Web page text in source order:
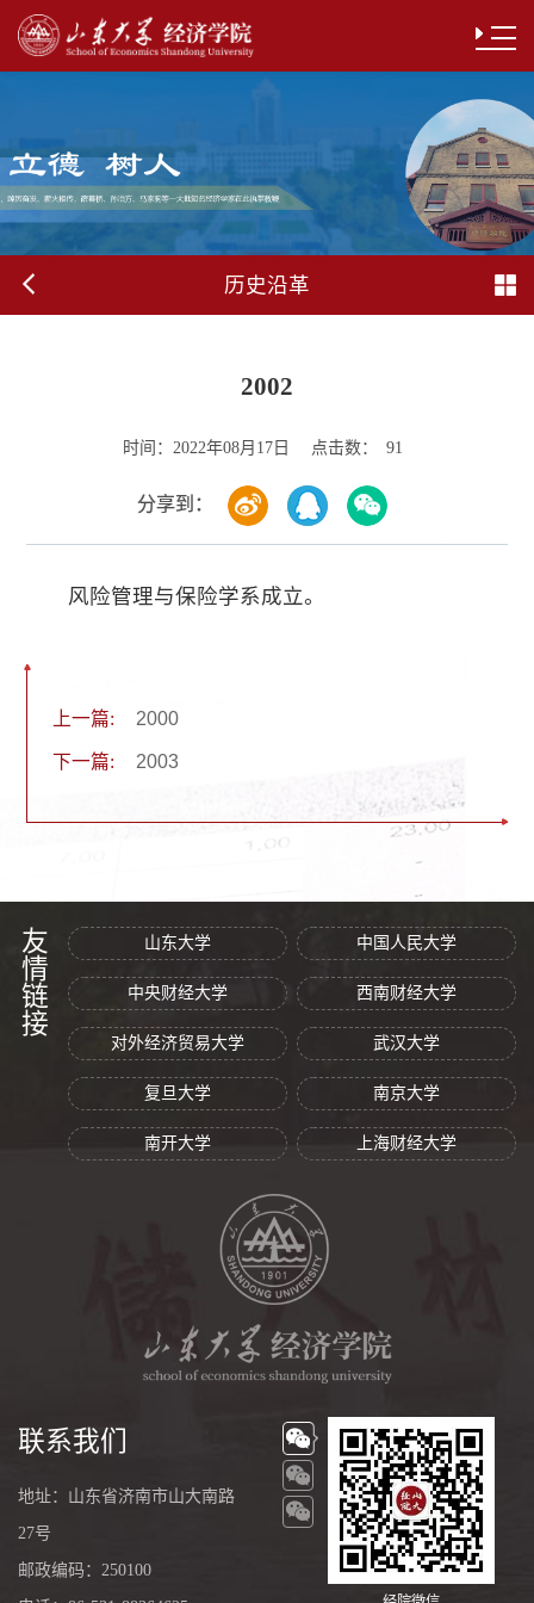
历史沿革
2002
时间： 2022年08月17日 点击数： 91
分享到：
风险管理与保险学系成立。
上一篇: 2000
下一篇: 2003
友情链接 山东大学 中国人民大学
中央财经大学 西南财经大学
对外经济贸易大学 武汉大学
复旦大学 南京大学
南开大学 上海财经大学
联系我们
地址：山东省济南市山大南路
27号
邮政编码：250100